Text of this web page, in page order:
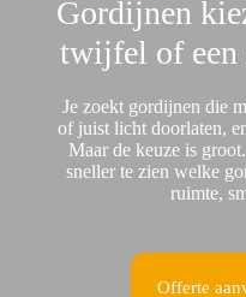
Gordijnen
twijfel of een
Je zoekt gordijnen die
of juist licht doorlaten,
Maar de keuze is
sneller te zien welke
ruimte,
Offerte